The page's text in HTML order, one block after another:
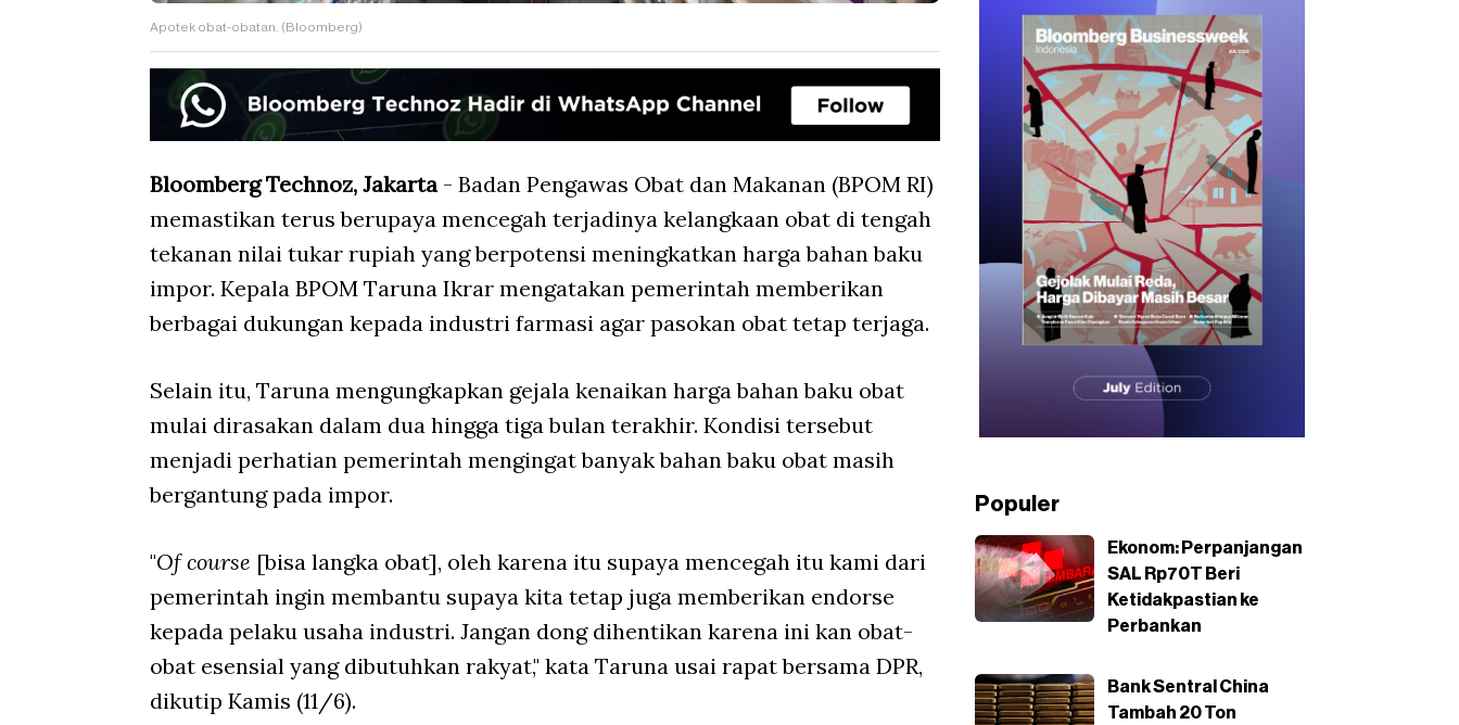
Apotek obat-obatan. (Bloomberg)
Bloomberg Technoz, Jakarta- Badan Pengawas Obat dan Makanan (BPOM RI)
memastikan terus berupaya mencegah terjadinya kelangkaan obat di tengah
tekanan nilai tukar rupiah yang berpotensi meningkatkan harga bahan baku
impor. Kepala BPOM Taruna Ikrar mengatakan pemerintah memberikan
berbagai dukungan kepada industri farmasi agar pasokan obat tetap terjaga.
Selain itu, Taruna mengungkapkan gejala kenaikan harga bahan baku obat
mulai dirasakan dalam dua hingga tiga bulan terakhir. Kondisi tersebut
menjadi perhatian pemerintah mengingat banyak bahan baku obat masih
bergantung pada impor.
"Of course [bisa langka obat], oleh karena itu supaya mencegah itu kami dari
pemerintah ingin membantu supaya kita tetap juga memberikan endorse
kepada pelaku usaha industri. Jangan dong dihentikan karena ini kan obat-
obat esensial yang dibutuhkan rakyat," kata Taruna usai rapat bersama DPR,
dikutip Kamis (11/6).
Populer
Ekonom: Perpanjangan
SAL Rp70T Beri
Ketidakpastian ke
Perbankan
Bank Sentral China
Tambah 20 Ton